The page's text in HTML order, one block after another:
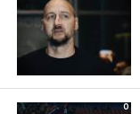
0